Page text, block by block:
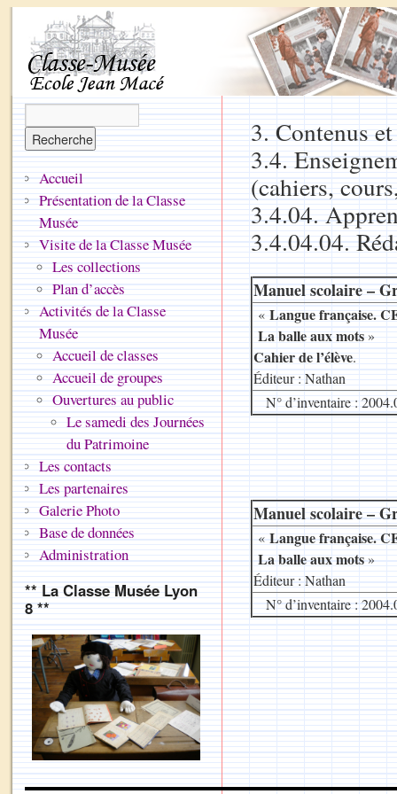
3. Contenus
3.4.
(cahiers,
3.4.04.
3.4.04.04.
Manuel scolaire –
«Langue française.
La balle aux mots»
Cahier de l’élève.
Éditeur : Nathan
N° d’inventaire :
Manuel scolaire –
«Langue française.
La balle aux mots»
Éditeur : Nathan
N° d’inventaire :
Accueil
Présentation de la Classe
Musée
Visite de la Classe Musée
Les collections
Plan d’accès
Activités de la Classe
Musée
Accueil de classes
Accueil de groupes
Ouvertures au public
Le samedi des Journées
du Patrimoine
Les contacts
Les partenaires
Galerie Photo
Base de données
Administration
** La Classe Musée Lyon
8 **